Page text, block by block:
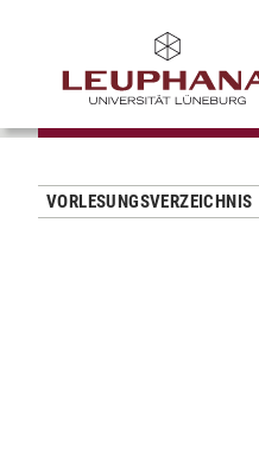
VORLESUNGSVERZEICHNIS